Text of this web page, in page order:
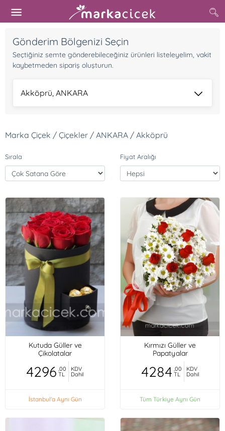
Gönderim Bölgenizi Seçin
Seçtiğiniz semte gönderebileceğiniz ürünleri listeleyelim, vakit
kaybetmeden sipariş oluşturun.
Akköprü, ANKARA
Marka Çiçek / Çiçekler / ANKARA / Akköprü
Sırala Fiyat Aralığı
Kutuda Güller ve
Çikolatalar
4296 ,00
TL
KDV
Dahil
İstanbul'a Aynı Gün
Kırmızı Güller ve
Papatyalar
4284 ,00
TL
KDV
Dahil
Tüm Türkiye Aynı Gün